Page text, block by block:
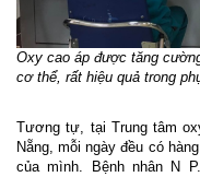
Oxy cao áp được tăng
cơ thể, rất hiệu quả trong
Tương tự, tại Trung tâm
Nẵng, mỗi ngày đều có
của mình. Bệnh nhân N